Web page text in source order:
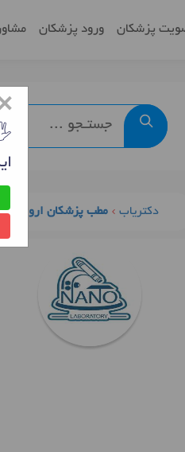
پزشکان ورود پزشکان
دکتریاب مطب پزشکان ارومیه
🖐